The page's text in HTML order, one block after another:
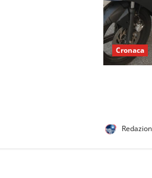
Cronaca